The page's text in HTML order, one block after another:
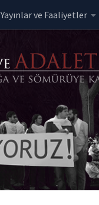
Yayınlar ve Faaliyetler